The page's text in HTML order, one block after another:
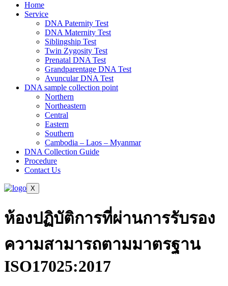
Home
Service
DNA Paternity Test
DNA Maternity Test
Siblingship Test
Twin Zygosity Test
Prenatal DNA Test
Grandparentage DNA Test
Avuncular DNA Test
DNA sample collection point
Northern
Northeastern
Central
Eastern
Southern
Cambodia – Laos – Myanmar
DNA Collection Guide
Procedure
Contact Us
X
ห้องปฏิบัติการที่ผ่านการรับรอง
ความสามารถตามมาตรฐาน
ISO17025:2017